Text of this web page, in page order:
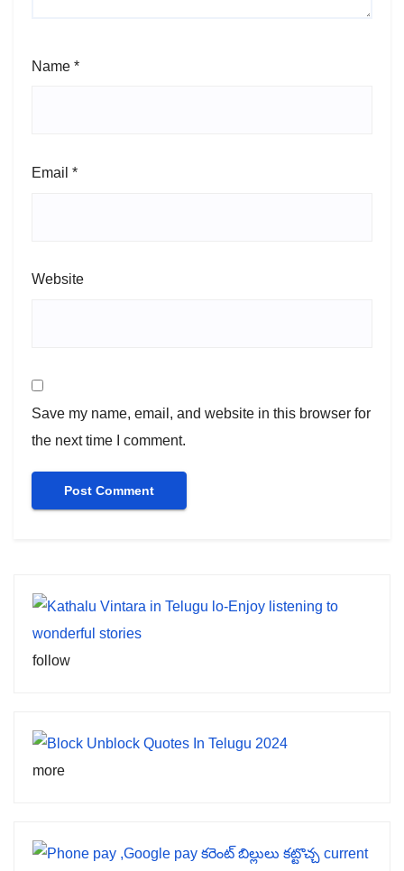
Name *
Email *
Website
Save my name, email, and website in this browser for
the next time I comment.
follow
more